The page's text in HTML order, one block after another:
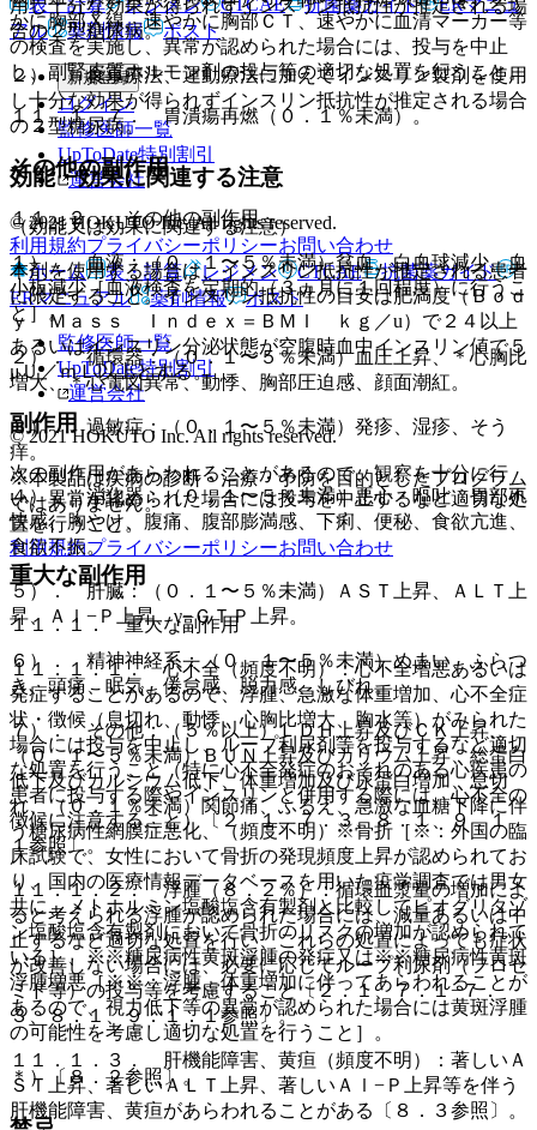
かに胸部Ｘ線、速やかに胸部ＣＴ、速やかに血清マーカー等
の検査を実施し、異常が認められた場合には、投与を中止
し、副腎皮質ホルモン剤の投与等の適切な処置を行うこと。
１１．１．７． 胃潰瘍再燃（０．１％未満）。
その他の副作用
１１．２． その他の副作用
１）． 血液：（０．１〜５％未満）貧血、白血球減少、血
小板減少［血液検査を定期的（３ヵ月に１回程度）に行うこ
と］。
２）． 循環器：（０．１〜５％未満）血圧上昇、＊心胸比
増大、＊心電図異常、動悸、胸部圧迫感、顔面潮紅。
３）． 過敏症：（０．１〜５％未満）発疹、湿疹、そう
痒。
４）． 消化器：（０．１〜５％未満）悪心・嘔吐、胃部不
快感、胸やけ、腹痛、腹部膨満感、下痢、便秘、食欲亢進、
食欲不振。
５）． 肝臓：（０．１〜５％未満）ＡＳＴ上昇、ＡＬＴ上
昇、Ａｌ−Ｐ上昇、γ−ＧＴＰ上昇。
６）． 精神神経系：（０．１〜５％未満）めまい、ふらつ
き、頭痛、眠気、倦怠感、脱力感、しびれ。
７）． その他：（５％以上）ＬＤＨ上昇及びＣＫ上昇、
（０．１〜５％未満）ＢＵＮ上昇及びカリウム上昇、総蛋白
低下及びカルシウム低下、体重増加及び尿蛋白増加、息切
れ、（０．１％未満）関節痛、ふるえ、急激な血糖下降に伴
う糖尿病性網膜症悪化、（頻度不明）※骨折［※：外国の臨
床試験で、女性において骨折の発現頻度上昇が認められてお
り、国内の医療情報データベースを用いた疫学調査では男女
共に、メトホルミン塩酸塩含有製剤と比較してピオグリタゾ
ン塩酸塩含有製剤において骨折のリスクの増加が認められて
いる］、※※糖尿病性黄斑浮腫の発症又は※※糖尿病性黄斑
浮腫増悪［※※：浮腫、体重増加に伴ってあらわれることが
あるので、視力低下等の異常が認められた場合には黄斑浮腫
の可能性を考慮し適切な処置を行うこと］。
＊）〔８．２参照〕。
用し十分な効果が得られずインスリン抵抗性が推定される場
合の２型糖尿病。
２）． 食事療法、運動療法に加えてインスリン製剤を使用
し十分な効果が得られずインスリン抵抗性が推定される場合
の２型糖尿病。
効能・効果に関連する注意
（効能又は効果に関連する注意）
本剤を使用する場合は、インスリン抵抗性が推定される患者
に限定すること。インスリン抵抗性の目安は肥満度（Ｂｏｄ
ｙ Ｍａｓｓ Ｉｎｄｅｘ＝ＢＭＩ ｋｇ／u）で２４以上
あるいはインスリン分泌状態が空腹時血中インスリン値で５
μＵ／ｍＬ以上とする。
副作用
次の副作用があらわれることがあるので、観察を十分に行
い、異常が認められた場合には投与を中止するなど適切な処
置を行うこと。
重大な副作用
１１．１． 重大な副作用
１１．１．１． 心不全（頻度不明）：心不全増悪あるいは
発症することがあるので、浮腫、急激な体重増加、心不全症
状・徴候（息切れ、動悸、心胸比増大、胸水等）がみられた
場合には投与を中止し、ループ利尿剤等を投与するなど適切
な処置を行うこと（特に心不全発症のおそれのある心疾患の
患者に投与する際やインスリンと併用する際には、心不全の
徴候に注意すること）〔２．１、７．３、８．１、９．１．
１参照〕。
１１．１．２． 浮腫（８．２％）：循環血漿量の増加によ
ると考えられる浮腫が認められた場合には、減量あるいは中
止するなど適切な処置を行い、これらの処置によっても症状
が改善しない場合には、必要に応じてループ利尿剤（フロセ
ミド等）の投与等を考慮すること〔２．１、７．１−７．
３、８．１、９．１．１参照〕。
１１．１．３． 肝機能障害、黄疸（頻度不明）：著しいＡ
ＳＴ上昇、著しいＡＬＴ上昇、著しいＡｌ−Ｐ上昇等を伴う
肝機能障害、黄疸があらわれることがある〔８．３参照〕。
アル
薬剤情報 ポスト
新規登録
ログイン
監修医師一覧
UpToDate特別割引
運営会社
© 2021 HOKUTO Inc. All rights reserved.
利用規約プライバシーポリシーお問い合わせ
ホーム
表・計算 レジメン CTCAE
抗菌薬ガイド
ERマニュアル
薬剤情報 ポスト
監修医師一覧
UpToDate特別割引
運営会社
© 2021 HOKUTO Inc. All rights reserved.
※本製品は疾病の診断・治療・予防を目的としたプログラム
ではありません。
利用規約プライバシーポリシーお問い合わせ